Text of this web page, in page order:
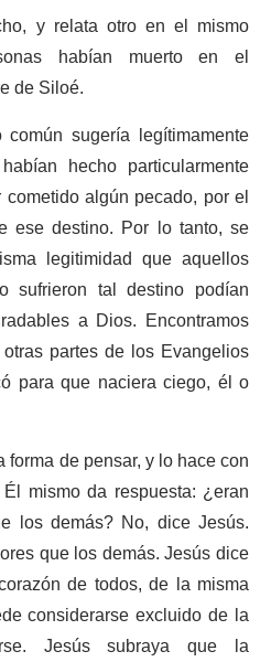
y relata otro en el mismo
habían muerto en el
de Siloé.
sugería legítimamente
hecho particularmente
algún pecado, por el
ese destino. Por lo tanto, se
legitimidad que aquellos
sufrieron tal destino podían
a Dios. Encontramos
partes de los Evangelios
para que naciera ciego, él o
de pensar, y lo hace con
mismo da respuesta: ¿eran
los demás? No, dice Jesús.
que los demás. Jesús dice
de todos, de la misma
considerarse excluido de la
Jesús subraya que la